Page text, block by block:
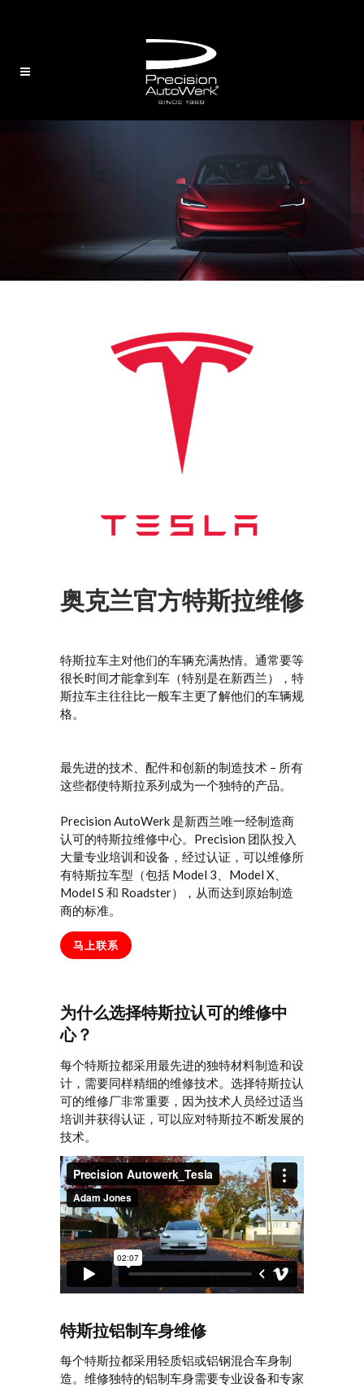
奥克兰官方特斯拉维修
特斯拉车主对他们的车辆充满热情。通常要等
很长时间才能拿到车（特别是在新西兰），特
斯拉车主往往比一般车主更了解他们的车辆规
格。
最先进的技术、配件和创新的制造技术 – 所有
这些都使特斯拉系列成为一个独特的产品。
Precision AutoWerk 是新西兰唯一经制造商
认可的特斯拉维修中心。Precision 团队投入
大量专业培训和设备，经过认证，可以维修所
有特斯拉车型（包括 Model 3、Model X、
Model S 和 Roadster），从而达到原始制造
商的标准。
马上联系
为什么选择特斯拉认可的维修中
心？
每个特斯拉都采用最先进的独特材料制造和设
计，需要同样精细的维修技术。选择特斯拉认
可的维修厂非常重要，因为技术人员经过适当
培训并获得认证，可以应对特斯拉不断发展的
技术。
特斯拉铝制车身维修
每个特斯拉都采用轻质铝或铝钢混合车身制
造。维修独特的铝制车身需要专业设备和专家